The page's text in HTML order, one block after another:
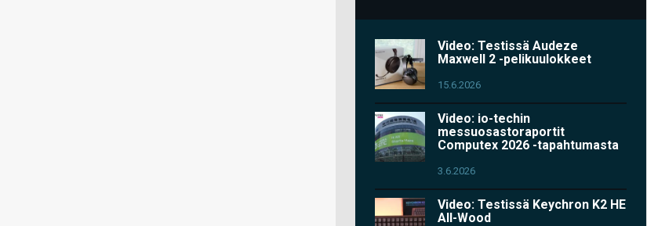
Video: Testissä Audeze
Maxwell 2 -pelikuulokkeet
15.6.2026
Video: io-techin
messuosastoraportit
Computex 2026 -tapahtumasta
3.6.2026
Video: Testissä Keychron K2 HE
All-Wood